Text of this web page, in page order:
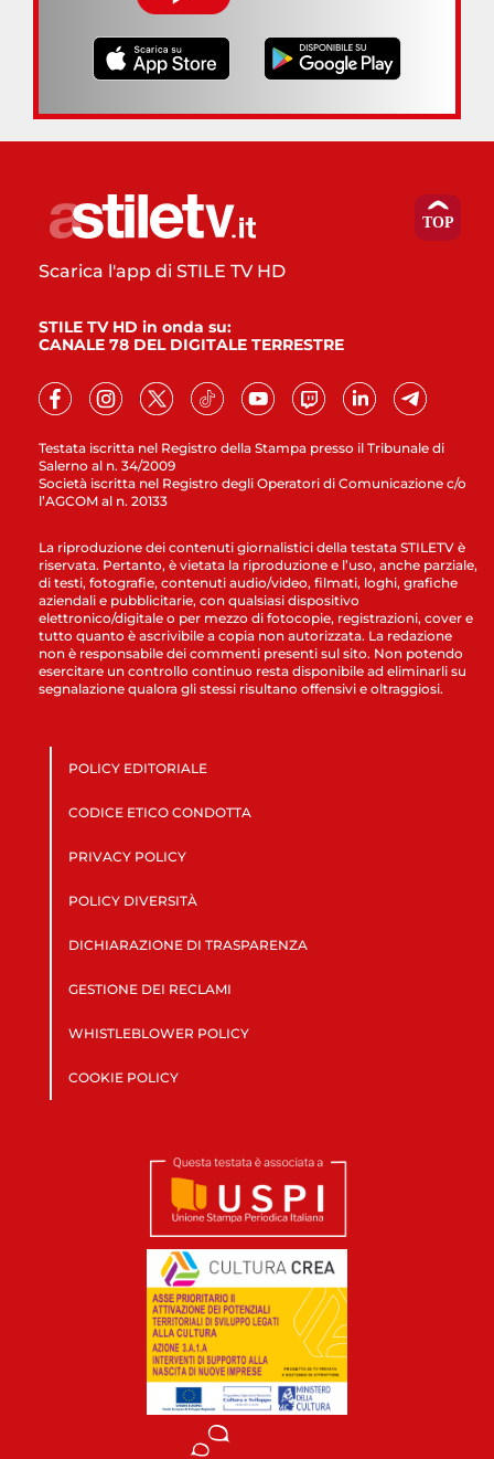
Testata iscritta nel Registro della Stampa presso il Tribunale di
Salerno al n. 34/2009
Società iscritta nel Registro degli Operatori di Comunicazione c/o
l’AGCOM al n. 20133
Scarica l'app di STILE TV HD
STILE TV HD in onda su:
CANALE 78 DEL DIGITALE TERRESTRE
La riproduzione dei contenuti giornalistici della testata STILETV è
riservata. Pertanto, è vietata la riproduzione e l’uso, anche parziale,
di testi, fotografie, contenuti audio/video, filmati, loghi, grafiche
aziendali e pubblicitarie, con qualsiasi dispositivo
elettronico/digitale o per mezzo di fotocopie, registrazioni, cover e
tutto quanto è ascrivibile a copia non autorizzata. La redazione
non è responsabile dei commenti presenti sul sito. Non potendo
esercitare un controllo continuo resta disponibile ad eliminarli su
segnalazione qualora gli stessi risultano offensivi e oltraggiosi.
POLICY EDITORIALE
CODICE ETICO CONDOTTA
PRIVACY POLICY
POLICY DIVERSITÀ
DICHIARAZIONE DI TRASPARENZA
GESTIONE DEI RECLAMI
WHISTLEBLOWER POLICY
COOKIE POLICY